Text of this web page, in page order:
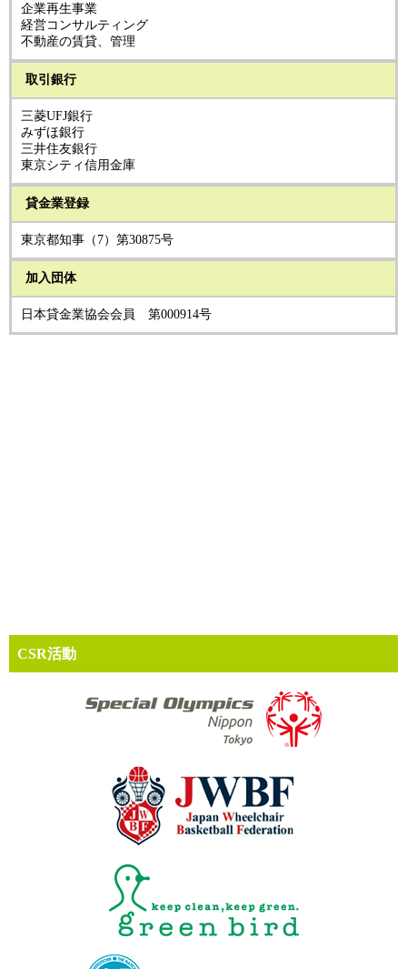
企業再生事業
経営コンサルティング
不動産の賃貸、管理
取引銀行
三菱UFJ銀行
みずほ銀行
三井住友銀行
東京シティ信用金庫
貸金業登録
東京都知事（7）第30875号
加入団体
日本貸金業協会会員 第000914号
CSR活動